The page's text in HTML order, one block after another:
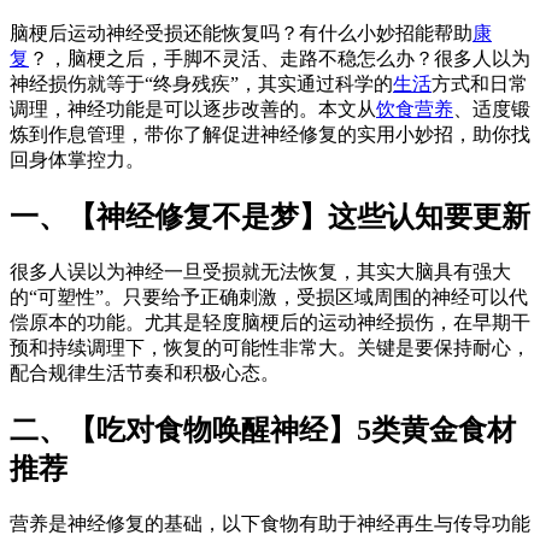
脑梗后运动神经受损还能恢复吗？有什么小妙招能帮助康
复 ？，脑梗之后，手脚不灵活、走路不稳怎么办？很多人以为
神经损伤就等于“终身残疾”，其实通过科学的生活方式和日常
调理，神经功能是可以逐步改善的。本文从饮食营养 、适度锻
炼到作息管理，带你了解促进神经修复的实用小妙招，助你找
回身体掌控力。
一、【神经修复不是梦】这些认知要更新
很多人误以为神经一旦受损就无法恢复，其实大脑具有强大
的“可塑性”。只要给予正确刺激，受损区域周围的神经可以代
偿原本的功能。尤其是轻度脑梗后的运动神经损伤，在早期干
预和持续调理下，恢复的可能性非常大。关键是要保持耐心，
配合规律生活节奏和积极心态。
二、【吃对食物唤醒神经】5类黄金食材
推荐
营养是神经修复的基础，以下食物有助于神经再生与传导功能